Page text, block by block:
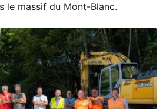
le massif du Mont-Blanc.